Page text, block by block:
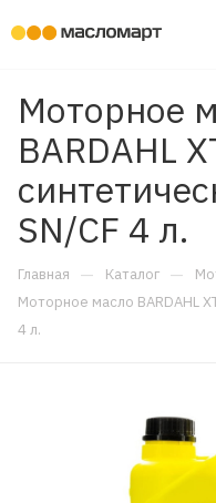
Моторное
BARDAHL
SN/CF 4 л.
Главная — Каталог —
Моторное масло BARDAHL
4 л.